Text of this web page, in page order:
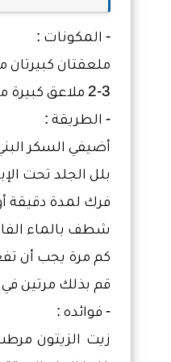
- المكونات :
ملعقتان كبيرتان
2-3 ملاعق كبيرة من السكر البني
- الطريقة :
أضيفي السكر
بلل الجلد تحت
فرك لمدة دقيقة
شطف بالماء
كم مرة يجب أن
قم بذلك مرتين
- فوائده :
زيت الزيتون